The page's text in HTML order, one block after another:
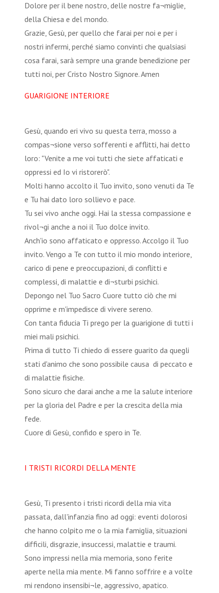
Dolore per il bene nostro, delle nostre fa¬miglie,
della Chiesa e del mondo.
Grazie, Gesù, per quello che farai per noi e per i
nostri infermi, perché siamo convinti che qualsiasi
cosa farai, sarà sempre una grande benedizione per
tutti noi, per Cristo Nostro Signore. Amen
GUARIGIONE INTERIORE
Gesù, quando eri vivo su questa terra, mosso a
compas¬sione verso sofferenti e afflitti, hai detto
loro: "Venite a me voi tutti che siete affaticati e
oppressi ed Io vi ristorerò".
Molti hanno accolto il Tuo invito, sono venuti da Te
e Tu hai dato loro sollievo e pace.
Tu sei vivo anche oggi. Hai la stessa compassione e
rivol¬gi anche a noi il Tuo dolce invito.
Anch'io sono affaticato e oppresso. Accolgo il Tuo
invito. Vengo a Te con tutto il mio mondo interiore,
carico di pene e preoccupazioni, di conflitti e
complessi, di malattie e di¬sturbi psichici.
Depongo nel Tuo Sacro Cuore tutto ciò che mi
opprime e m'impedisce di vivere sereno.
Con tanta fiducia Ti prego per la guarigione di tutti i
miei mali psichici.
Prima di tutto Ti chiedo di essere guarito da quegli
stati d'animo che sono possibile causa di peccato e
di malattie fisiche.
Sono sicuro che darai anche a me la salute interiore
per la gloria del Padre e per la crescita della mia
fede.
Cuore di Gesù, confido e spero in Te.
I TRISTI RICORDI DELLA MENTE
Gesù, Ti presento i tristi ricordi della mia vita
passata, dall'infanzia fino ad oggi: eventi dolorosi
che hanno colpito me o la mia famiglia, situazioni
difficili, disgrazie, insuccessi, malattie e traumi.
Sono impressi nella mia memoria, sono ferite
aperte nella mia mente. Mi fanno soffrire e a volte
mi rendono insensibi¬le, aggressivo, apatico.